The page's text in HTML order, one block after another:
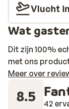
Vlucht
Wat
Dit zijn 100%
met ons
Meer over
8.5 42